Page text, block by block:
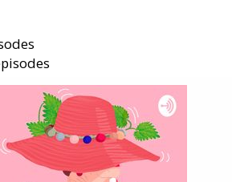
montage, mixage : Marion de Boüard